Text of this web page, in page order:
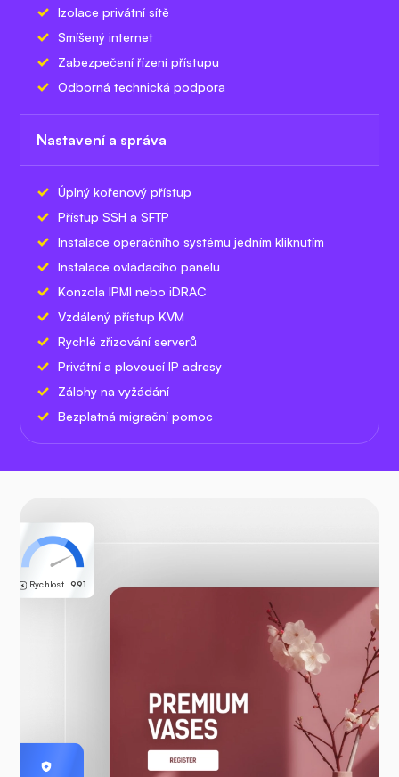
Izolace privátní sítě
Smíšený internet
Zabezpečení řízení přístupu
Odborná technická podpora
Nastavení a správa
Úplný kořenový přístup
Přístup SSH a SFTP
Instalace operačního systému jedním kliknutím
Instalace ovládacího panelu
Konzola IPMI nebo iDRAC
Vzdálený přístup KVM
Rychlé zřizování serverů
Privátní a plovoucí IP adresy
Zálohy na vyžádání
Bezplatná migrační pomoc
Rychlost 99.1